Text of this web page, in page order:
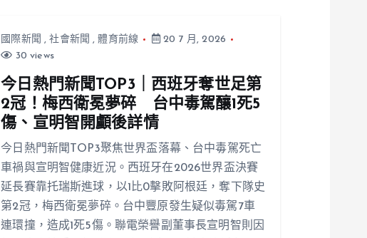
國際新聞 ,社會新聞 ,體育前線
20 7 月, 2026
30 views
今日熱門新聞TOP3｜西班牙奪世足第
2冠！梅西衛冕夢碎 台中毒駕釀1死5
傷、宣明智開顱後詳情
今日熱門新聞TOP3聚焦世界盃落幕、台中毒駕死亡
車禍與宣明智健康近況。西班牙在2026世界盃決賽
延長賽靠托瑞斯進球，以1比0擊敗阿根廷，奪下隊史
第2冠，梅西衛冕夢碎。台中豐原發生疑似毒駕7車
連環撞，造成1死5傷。聯電榮譽副董事長宣明智則因